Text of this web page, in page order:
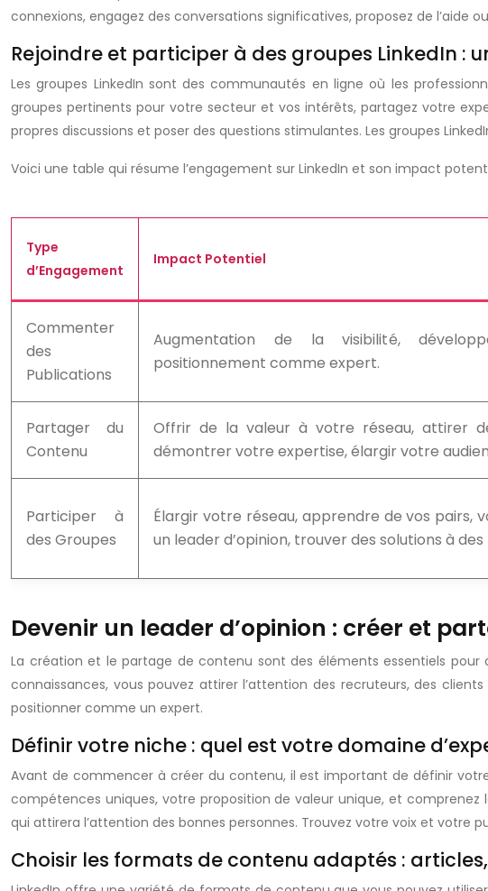
connexions, engagez des conversations significatives, proposez de
Rejoindre et participer à des groupes LinkedIn :
Les groupes LinkedIn sont des communautés en ligne où les
groupes pertinents pour votre secteur et vos intérêts, partagez votre
propres discussions et poser des questions stimulantes. Les groupes
Voici une table qui résume l’engagement sur LinkedIn et son impact
Type
d’Engagement
Impact Potentiel
Commenter
des
Publications
Augmentation de la visibilité,
positionnement comme expert.
Partager du
Contenu
Offrir de la valeur à votre réseau, attirer
démontrer votre expertise, élargir votre
Participer à
des Groupes
Élargir votre réseau, apprendre de vos pairs,
un leader d’opinion, trouver des solutions à
Devenir un leader d’opinion : créer et
La création et le partage de contenu sont des éléments essentiels
connaissances, vous pouvez attirer l’attention des recruteurs, des
positionner comme un expert.
Définir votre niche : quel est votre domaine
Avant de commencer à créer du contenu, il est important de définir
compétences uniques, votre proposition de valeur unique, et
qui attirera l’attention des bonnes personnes. Trouvez votre voix et votre
Choisir les formats de contenu adaptés :